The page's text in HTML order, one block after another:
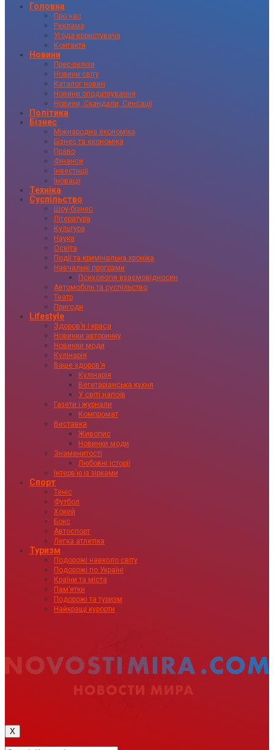
Головна
Про нас
Реклама
Угода користувача
Контакти
Новини
Прес-релізи
Новини світу
Каталог новин
Новини оподаткування
Новини, Скандали, Сенсації
Політика
Бізнес
Міжнародна економіка
Бізнес та економіка
Право
Фінанси
Інвестиції
Іновації
Техніка
Суспільство
Шоу-бізнес
Література
Культура
Наука
Освіта
Події та кримінальна хроніка
Навчальні програми
Психологія взаємовідносин
Автомобіль та суспільство
Театр
Пригоди
Lifestyle
Здоровʼя і краса
Новинки авторинку
Новинки моди
Кулінарія
Ваше здоровʼя
Кулінарія
Вегетаріанська кухня
У світі напоїв
Газети і журнали
Компромат
Виставка
Живопис
Новинки моди
Знаменитості
Любовні історії
Інтервʼю із зірками
Спорт
Теніс
Футбол
Хокей
Бокс
Автоспорт
Легка атлетіка
Туризм
Подорожі навколо світу
Подорожі по Україні
Країни та міста
Пам’ятки
Подорожі та туризм
Найкращі курорти
X